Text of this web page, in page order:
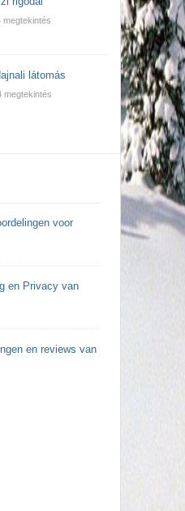
megtekintés
látomás
megtekintés
voor
en Privacy van
en reviews van